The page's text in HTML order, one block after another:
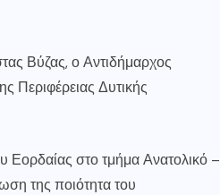
Βύζας, ο Αντιδήμαρχος
Περιφέρειας Δυτικής
Εορδαίας στο τμήμα Ανατολικό –
της ποιότητα του